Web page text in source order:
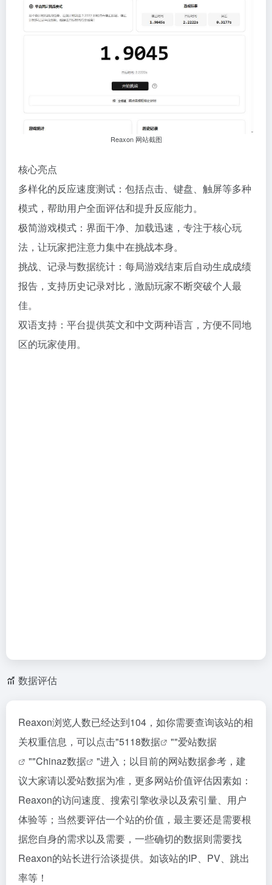
Reaxon 网站截图
核心亮点
多样化的反应速度测试：包括点击、键盘、触屏等多种
模式，帮助用户全面评估和提升反应能力。
极简游戏模式：界面干净、加载迅速，专注于核心玩
法，让玩家把注意力集中在挑战本身。
挑战、记录与数据统计：每局游戏结束后自动生成成绩
报告，支持历史记录对比，激励玩家不断突破个人最
佳。
双语支持：平台提供英文和中文两种语言，方便不同地
区的玩家使用。
数据评估
Reaxon浏览人数已经达到104，如你需要查询该站的相
关权重信息，可以点击"5118数据 ""爱站数据
""Chinaz数据
"进入；以目前的网站数据参考，建
议大家请以爱站数据为准，更多网站价值评估因素如：
Reaxon的访问速度、搜索引擎收录以及索引量、用户
体验等；当然要评估一个站的价值，最主要还是需要根
据您自身的需求以及需要，一些确切的数据则需要找
Reaxon的站长进行洽谈提供。如该站的IP、PV、跳出
率等！